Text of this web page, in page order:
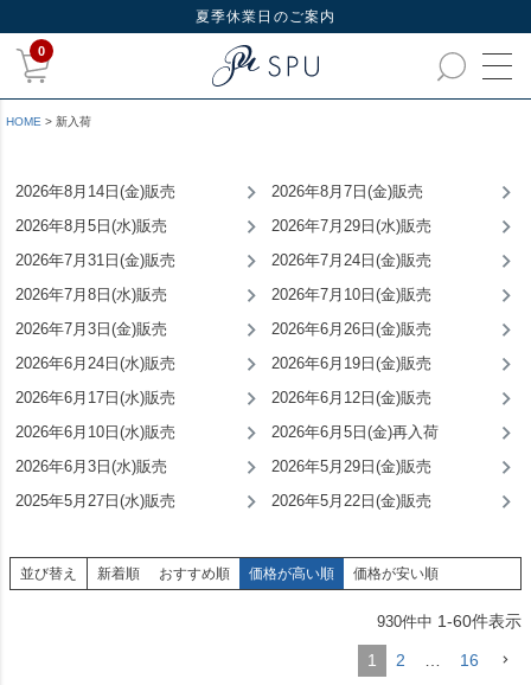
夏季休業日のご案内
0
HOME 新入荷
2026年8月14日(金)販売 2026年8月7日(金)販売
2026年8月5日(水)販売 2026年7月29日(水)販売
2026年7月31日(金)販売 2026年7月24日(金)販売
2026年7月8日(水)販売 2026年7月10日(金)販売
2026年7月3日(金)販売 2026年6月26日(金)販売
2026年6月24日(水)販売 2026年6月19日(金)販売
2026年6月17日(水)販売 2026年6月12日(金)販売
2026年6月10日(水)販売 2026年6月5日(金)再入荷
2026年6月3日(水)販売 2026年5月29日(金)販売
2025年5月27日(水)販売 2026年5月22日(金)販売
並び替え 新着順 おすすめ順 価格が高い順 価格が安い順
930件中 1-60件表示
1 2 16